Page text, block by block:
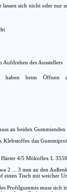
lassen sich nicht oder nur
Aufdrehen des Ausstellers
haben beim Öffnen
an beiden
Klebstoffes das
Härter 4/5 Mökoflex L
2 ... 3 mm an den
einen Tisch mit weicher
Profilgummis muss sich